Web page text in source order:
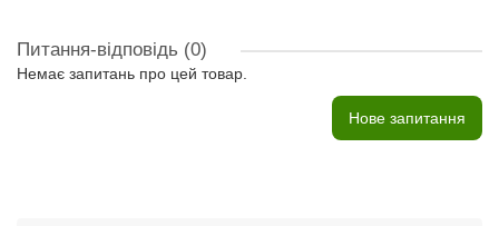
Питання-відповідь (0)
Немає запитань про цей товар.
Нове запитання